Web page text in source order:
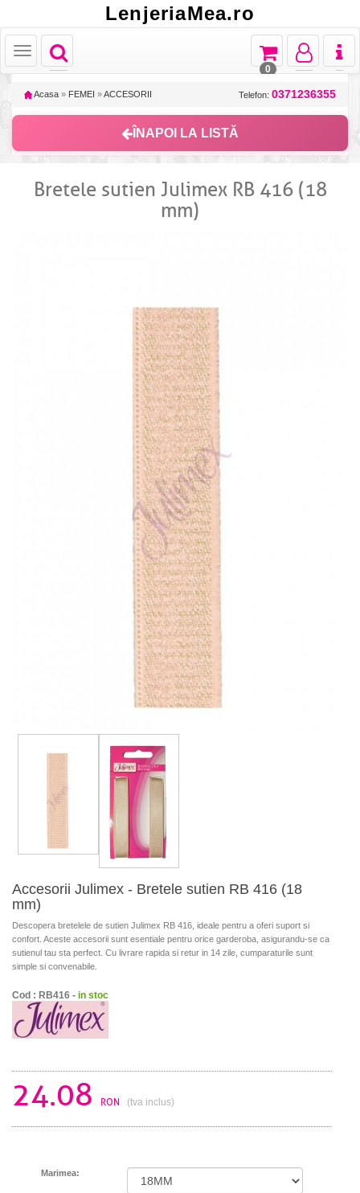
LenjeriaMea.ro
Toggle
navigation
Toggle
Toggle
navigation
Toggle
navigation
Toggle
navigation
0
Acasa » FEMEI »ACCESORII Telefon: 0371236355
ÎNAPOI LA LISTĂ
Bretele sutien Julimex RB 416 (18
mm)
Accesorii Julimex - Bretele sutien RB 416 (18
mm)
Descopera bretelele de sutien Julimex RB 416, ideale pentru a oferi suport si
confort. Aceste accesorii sunt esentiale pentru orice garderoba, asigurandu-se ca
sutienul tau sta perfect. Cu livrare rapida si retur in 14 zile, cumparaturile sunt
simple si convenabile.
Cod : RB416 - in stoc
24.08 RON (tva inclus)
Marimea: